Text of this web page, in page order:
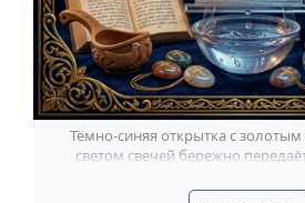
Тёмно-синяя открытка с
светом свечей бережно